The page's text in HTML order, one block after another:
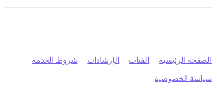
الصفحة الرئيسية الفئات الإرشادات شروط الخدمة
سياسة الخصوصية